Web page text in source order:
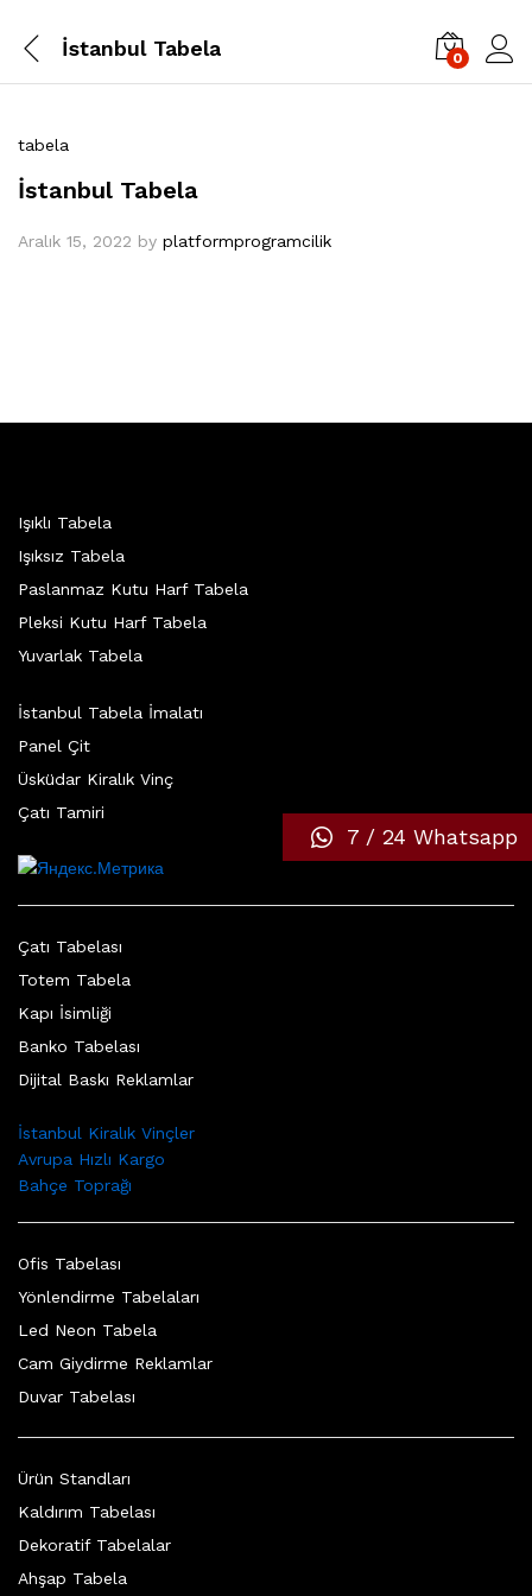
İstanbul Tabela 0
tabela
İstanbul Tabela
Aralık 15, 2022 by platformprogramcilik
Işıklı Tabela
Işıksız Tabela
Paslanmaz Kutu Harf Tabela
Pleksi Kutu Harf Tabela
Yuvarlak Tabela
İstanbul Tabela İmalatı
Panel Çit
Üsküdar Kiralık Vinç
Çatı Tamiri
Çatı Tabelası
Totem Tabela
Kapı İsimliği
Banko Tabelası
Dijital Baskı Reklamlar
İstanbul Kiralık Vinçler
Avrupa Hızlı Kargo
Bahçe Toprağı
Ofis Tabelası
Yönlendirme Tabelaları
Led Neon Tabela
Cam Giydirme Reklamlar
Duvar Tabelası
Ürün Standları
Kaldırım Tabelası
Dekoratif Tabelalar
Ahşap Tabela
7 / 24 Whatsapp